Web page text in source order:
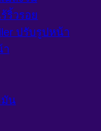
ริ้วรอย
ปรับรูปหน้า
า
มัน